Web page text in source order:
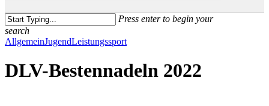
Press enter to begin your
search
Close
AllgemeinJugendLeistungssport
DLV-Bestennadeln 2022